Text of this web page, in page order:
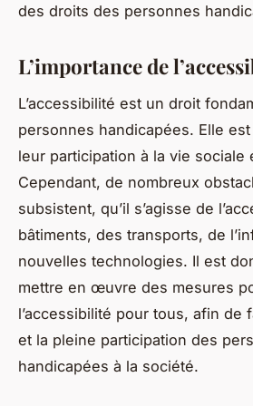
des droits des personnes
L’importance de
L’accessibilité est un droit
personnes handicapées. Elle
leur participation à la vie sociale
Cependant, de nombreux
subsistent, qu’il s’agisse de
bâtiments, des transports, de
nouvelles technologies. Il est
mettre en œuvre des mesures
l’accessibilité pour tous, afin de
et la pleine participation des
handicapées à la société.